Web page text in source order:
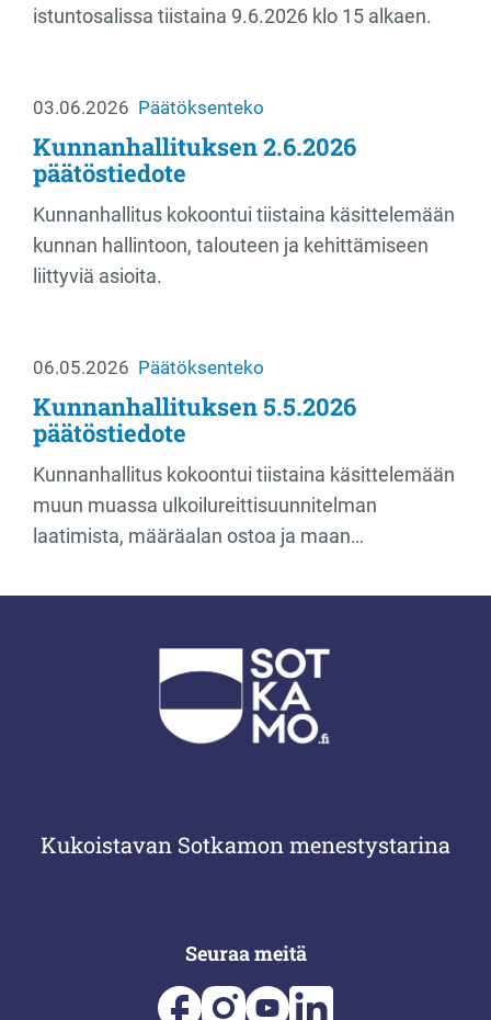
istuntosalissa tiistaina 9.6.2026 klo 15 alkaen.
03.06.2026 Päätöksenteko
Kunnanhallituksen 2.6.2026
päätöstiedote
Kunnanhallitus kokoontui tiistaina käsittelemään
kunnan hallintoon, talouteen ja kehittämiseen
liittyviä asioita.
06.05.2026 Päätöksenteko
Kunnanhallituksen 5.5.2026
päätöstiedote
Kunnanhallitus kokoontui tiistaina käsittelemään
muun muassa ulkoilureittisuunnitelman
laatimista, määräalan ostoa ja maan…
Kukoistavan Sotkamon menestystarina
Seuraa meitä